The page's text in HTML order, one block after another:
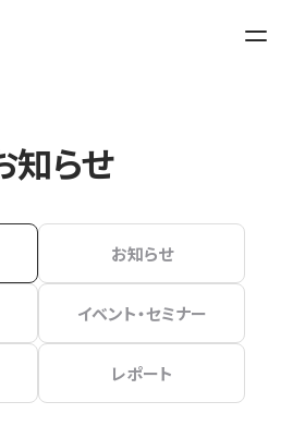
知らせ
お知らせ
イベント・セミナー
レポート